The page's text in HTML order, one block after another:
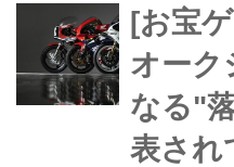
[お宝
オーク
なる"
表され